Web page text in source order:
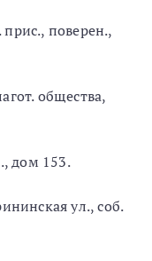
поверен.,
общества,
дом 153.
ул., соб.